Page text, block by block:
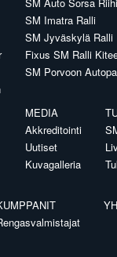
SM Auto Sorsa
SM Imatra Ralli
SM Jyväskylä Ralli
Fixus SM Ralli
SM Porvoon
MEDIA
Akkreditointi
Uutiset
Kuvagalleria